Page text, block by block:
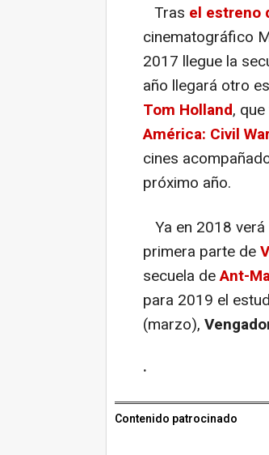
Tras el estreno
cinematográfico
2017 llegue la
año llegará otro
Tom Holland,
América: Civil
cines
próximo año.
Ya en 2018 verá
primera parte de
secuela deAnt-
para 2019 el
(marzo),
.
Contenido patrocinado